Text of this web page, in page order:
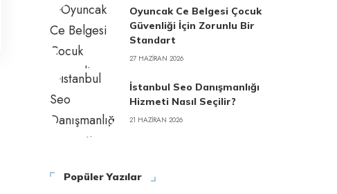
Oyuncak Ce Belgesi Çocuk
Güvenliği İçin Zorunlu Bir
Standart
27 HAZIRAN 2026
İstanbul Seo Danışmanlığı
Hizmeti Nasıl Seçilir?
21 HAZIRAN 2026
Popüler Yazılar